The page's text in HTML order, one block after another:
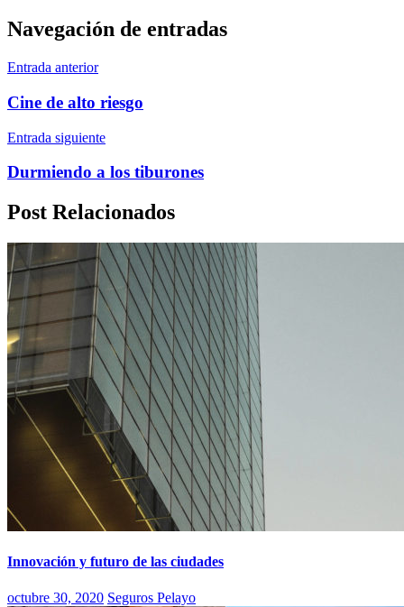
Navegación de entradas
Entrada anterior
Cine de alto riesgo
Entrada siguiente
Durmiendo a los tiburones
Post Relacionados
Innovación y futuro de las ciudades
octubre 30, 2020 Seguros Pelayo